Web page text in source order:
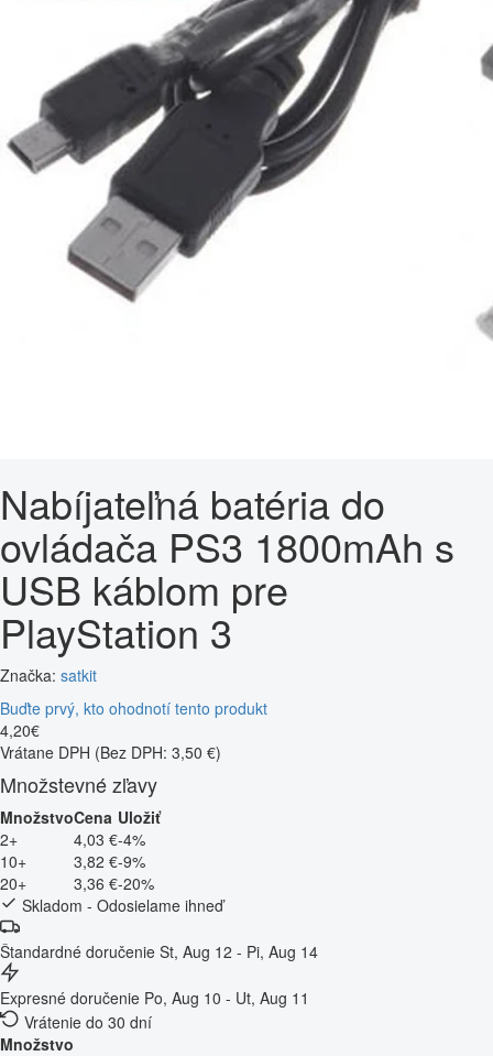
Nabíjateľná batéria do
ovládača PS3 1800mAh s
USB káblom pre
PlayStation 3
Značka: satkit
Buďte prvý, kto ohodnotí tento produkt
4,20€
Vrátane DPH (Bez DPH: 3,50 €)
Množstevné zľavy
MnožstvoCena Uložiť
2+
4,03 €-4%
10+
3,82 €-9%
20+
3,36 €-20%
Skladom - Odosielame ihneď
Štandardné doručenie St, Aug 12 - Pi, Aug 14
Expresné doručenie Po, Aug 10 - Ut, Aug 11
Vrátenie do 30 dní
Množstvo